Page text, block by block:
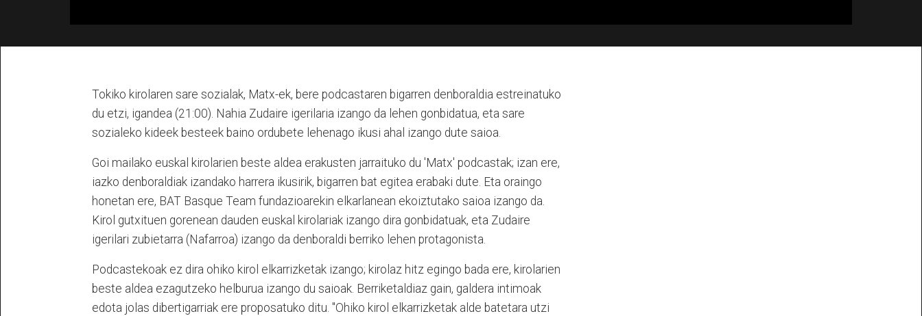
Tokiko kirolaren sare sozialak, Matx-ek, bere podcastaren bigarren denboraldia estreinatuko
du etzi, igandea (21:00). Nahia Zudaire igerilaria izango da lehen gonbidatua, eta sare
sozialeko kideek besteek baino ordubete lehenago ikusi ahal izango dute saioa.
Goi mailako euskal kirolarien beste aldea erakusten jarraituko du 'Matx' podcastak; izan ere,
iazko denboraldiak izandako harrera ikusirik, bigarren bat egitea erabaki dute. Eta oraingo
honetan ere, BAT Basque Team fundazioarekin elkarlanean ekoiztutako saioa izango da.
Kirol gutxituen gorenean dauden euskal kirolariak izango dira gonbidatuak, eta Zudaire
igerilari zubietarra (Nafarroa) izango da denboraldi berriko lehen protagonista.
Podcastekoak ez dira ohiko kirol elkarrizketak izango; kirolaz hitz egingo bada ere, kirolarien
beste aldea ezagutzeko helburua izango du saioak. Berriketaldiaz gain, galdera intimoak
edota jolas dibertigarriak ere proposatuko ditu. "Ohiko kirol elkarrizketak alde batetara utzi